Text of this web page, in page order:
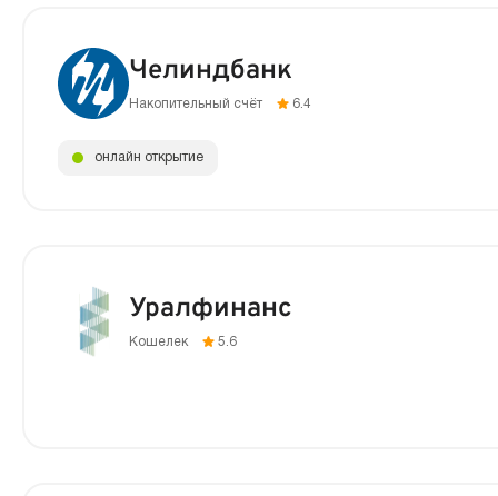
Челиндбанк
Накопительный счёт 6.4
онлайн открытие
Уралфинанс
Кошелек 5.6